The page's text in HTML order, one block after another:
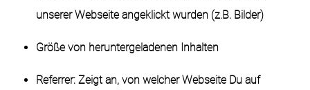
unserer Webseite angeklickt wurden (z.B. Bilder)
Größe von heruntergeladenen Inhalten
Referrer: Zeigt an, von welcher Webseite Du auf